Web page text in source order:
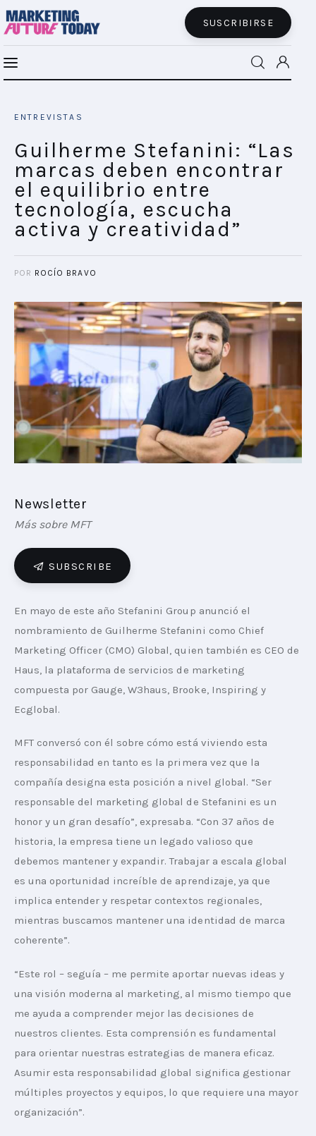
SUSCRIBIRSE
escucha activa y creatividad”
SHARE POST
INSIGHTS
FUTURE BRAND LAB
EVENTOS
CONECTADES
PODCAST
PLAYBOOKS
NOVEDADES DE LOS MIEMBROS
ENTREVISTAS
Guilherme Stefanini: “Las
marcas deben encontrar
el equilibrio entre
tecnología, escucha
activa y creatividad”
POR ROCÍO BRAVO
Newsletter
Más sobre MFT
SUBSCRIBE
En mayo de este año Stefanini Group anunció el
nombramiento de Guilherme Stefanini como Chief
Marketing Officer (CMO) Global, quien también es CEO de
Haus, la plataforma de servicios de marketing
compuesta por Gauge, W3haus, Brooke, Inspiring y
Ecglobal.
MFT conversó con él sobre cómo está viviendo esta
responsabilidad en tanto es la primera vez que la
compañía designa esta posición a nivel global. “Ser
responsable del marketing global de Stefanini es un
honor y un gran desafío”, expresaba. “Con 37 años de
historia, la empresa tiene un legado valioso que
debemos mantener y expandir. Trabajar a escala global
es una oportunidad increíble de aprendizaje, ya que
implica entender y respetar contextos regionales,
mientras buscamos mantener una identidad de marca
coherente”.
“Este rol – seguía – me permite aportar nuevas ideas y
una visión moderna al marketing, al mismo tiempo que
me ayuda a comprender mejor las decisiones de
nuestros clientes. Esta comprensión es fundamental
para orientar nuestras estrategias de manera eficaz.
Asumir esta responsabilidad global significa gestionar
múltiples proyectos y equipos, lo que requiere una mayor
organización”.